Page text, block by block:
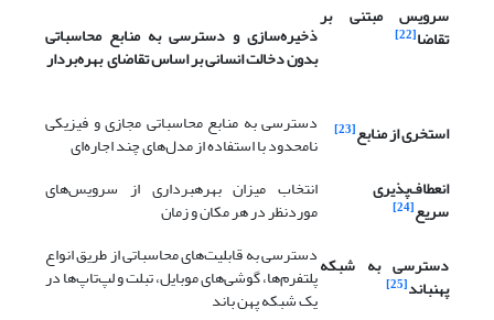
سرویس مبتنی بر
تقاضا[22] ذخیره‌سازی و دسترسی به منابع محاسباتی
بدون دخالت انسانی بر اساس تقاضای بهره‌بردار
استخری از منابع[23] دسترسی به منابع محاسباتی مجازی و فیزیکی
نامحدود با استفاده از مدل‌های چند اجاره‌ای
انعطاف‌پذیری
سریع[24]
انتخاب میزان بهره­برداری از سرویس‌های
موردنظر در هر مکان و زمان
دسترسی به شبکه
پهن­باند[25]
دسترسی به قابلیت‌های محاسباتی از طریق انواع
پلتفرم‌ها، گوشی‌های موبایل، تبلت و لپ‌تاپ‌ها در
یک شبکه پهن باند